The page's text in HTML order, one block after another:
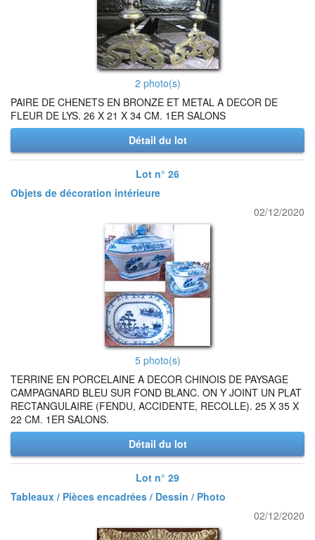
2 photo(s)
PAIRE DE CHENETS EN BRONZE ET METAL A DECOR DE
FLEUR DE LYS. 26 X 21 X 34 CM. 1ER SALONS
Détail du lot
Lot n° 26
Objets de décoration intérieure
02/12/2020
5 photo(s)
TERRINE EN PORCELAINE A DECOR CHINOIS DE PAYSAGE
CAMPAGNARD BLEU SUR FOND BLANC. ON Y JOINT UN PLAT
RECTANGULAIRE (FENDU, ACCIDENTE, RECOLLE). 25 X 35 X
22 CM. 1ER SALONS.
Détail du lot
Lot n° 29
Tableaux / Pièces encadrées / Dessin / Photo
02/12/2020